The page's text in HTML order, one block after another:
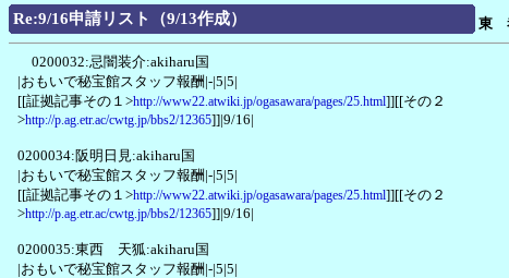
Re:9/16申請リスト（9/13作成） 東
0200032:忌闇装介:akiharu国
|おもいで秘宝館スタッフ報酬|-|5|5|
[[証拠記事その１>http://www22.atwiki.jp/ogasawara/pages/25.html]][[その２
>http://p.ag.etr.ac/cwtg.jp/bbs2/12365]]|9/16|
0200034:阪明日見:akiharu国
|おもいで秘宝館スタッフ報酬|-|5|5|
[[証拠記事その１>http://www22.atwiki.jp/ogasawara/pages/25.html]][[その２
>http://p.ag.etr.ac/cwtg.jp/bbs2/12365]]|9/16|
0200035:東西 天狐:akiharu国
|おもいで秘宝館スタッフ報酬|-|5|5|